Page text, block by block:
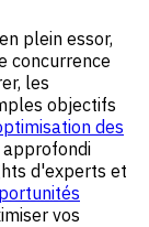
plein essor,
concurrence
les
objectifs
des
approfondi
d'experts et
vos